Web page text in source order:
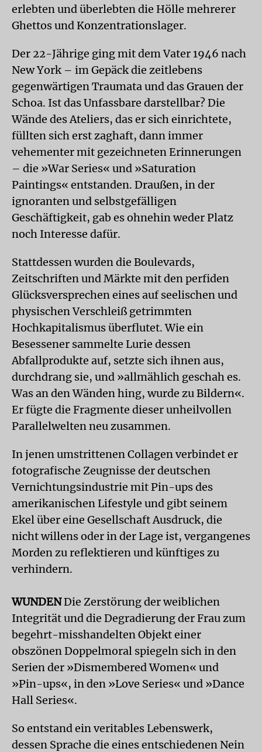
erlebten und überlebten die Hölle mehrerer
Ghettos und Konzentrationslager.
Der 22-Jährige ging mit dem Vater 1946 nach
New York – im Gepäck die zeitlebens
gegenwärtigen Traumata und das Grauen der
Schoa. Ist das Unfassbare darstellbar? Die
Wände des Ateliers, das er sich einrichtete,
füllten sich erst zaghaft, dann immer
vehementer mit gezeichneten Erinnerungen
– die »War Series« und »Saturation
Paintings« entstanden. Draußen, in der
ignoranten und selbstgefälligen
Geschäftigkeit, gab es ohnehin weder Platz
noch Interesse dafür.
Stattdessen wurden die Boulevards,
Zeitschriften und Märkte mit den perfiden
Glücksversprechen eines auf seelischen und
physischen Verschleiß getrimmten
Hochkapitalismus überflutet. Wie ein
Besessener sammelte Lurie dessen
Abfallprodukte auf, setzte sich ihnen aus,
durchdrang sie, und »allmählich geschah es.
Was an den Wänden hing, wurde zu Bildern«.
Er fügte die Fragmente dieser unheilvollen
Parallelwelten neu zusammen.
In jenen umstrittenen Collagen verbindet er
fotografische Zeugnisse der deutschen
Vernichtungsindustrie mit Pin-ups des
amerikanischen Lifestyle und gibt seinem
Ekel über eine Gesellschaft Ausdruck, die
nicht willens oder in der Lage ist, vergangenes
Morden zu reflektieren und künftiges zu
verhindern.
WUNDENDie Zerstörung der weiblichen
Integrität und die Degradierung der Frau zum
begehrt-misshandelten Objekt einer
obszönen Doppelmoral spiegeln sich in den
Serien der »Dismembered Women« und
»Pin-ups«, in den »Love Series« und »Dance
Hall Series«.
So entstand ein veritables Lebenswerk,
dessen Sprache die eines entschiedenen Nein